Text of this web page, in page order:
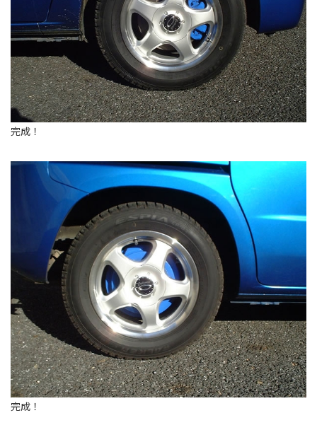
完成！
完成！